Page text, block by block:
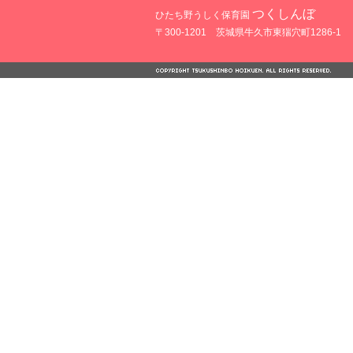
ひたち野うしく保育園 つくしんぼ
〒300-1201 茨城県牛久市東猯穴町1286-1